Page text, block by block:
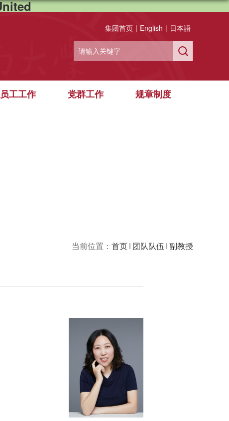
集团首页 | English | 日本語
员工工作 党群工作 规章制度
当前位置： 首页 团队队伍 副教授